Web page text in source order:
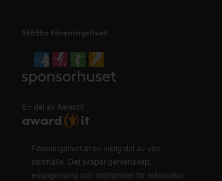
Stötta föreningslivet
En del av AwardIt
Föreningslivet är en viktig del av vårt
samhälle. Det skapar gemenskap,
engagemang och möjligheter för människor